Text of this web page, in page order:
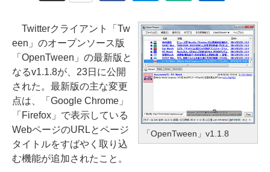
「OpenTween」v1.1.8
Twitterクライアント「Tw
een」のオープンソース版
「OpenTween」の最新版と
なるv1.1.8が、23日に公開
された。最新版の主な変更
点は、「Google Chrome」
「Firefox」で表示している
WebページのURLとページ
タイトルをすばやく取り込
む機能が追加されたこと。